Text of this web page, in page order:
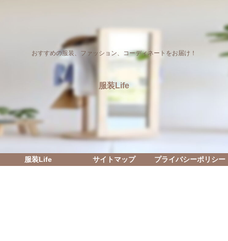
おすすめの服装、ファッション、コーディネートをお届け！
服装Life
服装Life サイトマップ プライバシーポリシー